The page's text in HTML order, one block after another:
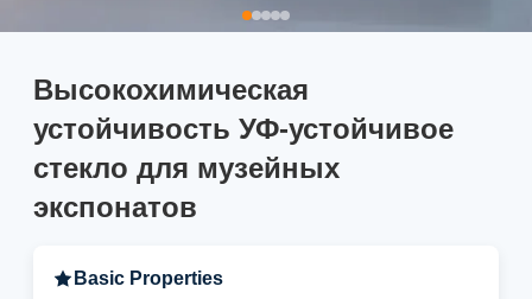
Высокохимическая
устойчивость УФ-устойчивое
стекло для музейных
экспонатов
Basic Properties